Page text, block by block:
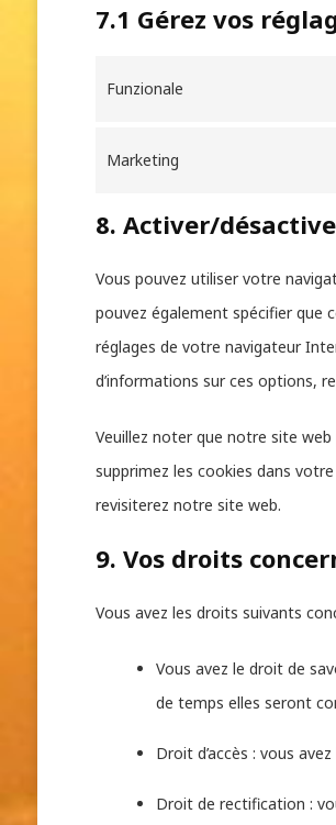
7.1 Gérez vos
Funzionale
Marketing
8. Activer/
Vous pouvez utiliser votre
pouvez également spécifier que
réglages de votre navigateur
d’informations sur ces options,
Veuillez noter que notre site
supprimez les cookies dans
revisiterez notre site web.
9. Vos droits
Vous avez les droits suivants
Vous avez le droit de
de temps elles seront
Droit d’accès : vous
Droit de rectification :